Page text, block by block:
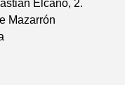
Elcano, 2.
Mazarrón